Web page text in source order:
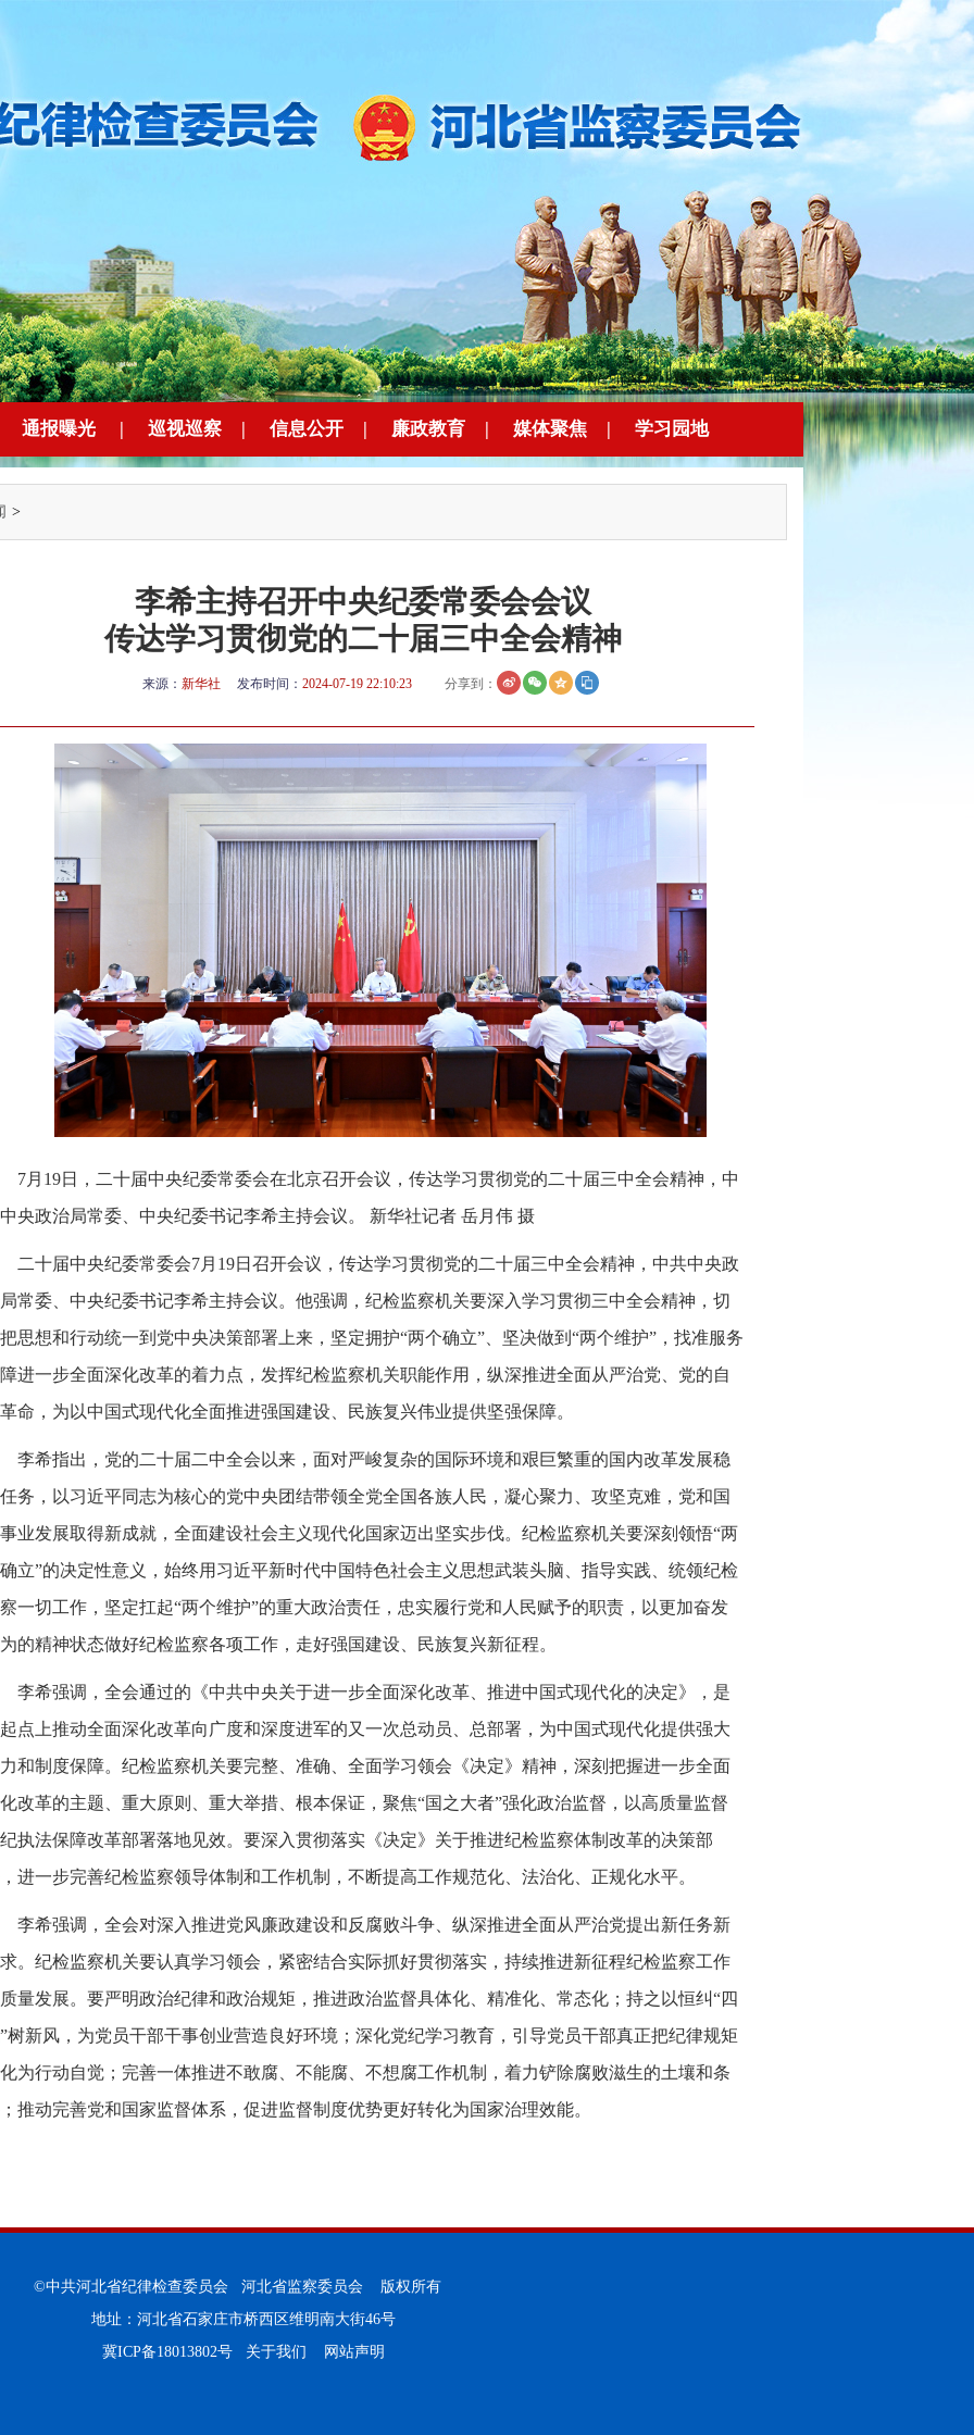
通报曝光 | 巡视巡察 | 信息公开 | 廉政教育 | 媒体聚焦 | 学习园地
>
李希主持召开中央纪委常委会会议
传达学习贯彻党的二十届三中全会精神
来源： 新华社 发布时间： 2024-07-19 22:10:23 分享到：
7月19日，二十届中央纪委常委会在北京召开会议，传达学习贯彻党的二十届三中全会精神，中
央政治局常委、中央纪委书记李希主持会议。 新华社记者 岳月伟 摄
二十届中央纪委常委会7月19日召开会议，传达学习贯彻党的二十届三中全会精神，中共中央政
常委、中央纪委书记李希主持会议。他强调，纪检监察机关要深入学习贯彻三中全会精神，切
思想和行动统一到党中央决策部署上来，坚定拥护“两个确立”、坚决做到“两个维护”，找准服务
进一步全面深化改革的着力点，发挥纪检监察机关职能作用，纵深推进全面从严治党、党的自
命，为以中国式现代化全面推进强国建设、民族复兴伟业提供坚强保障。
李希指出，党的二十届二中全会以来，面对严峻复杂的国际环境和艰巨繁重的国内改革发展稳
务，以习近平同志为核心的党中央团结带领全党全国各族人民，凝心聚力、攻坚克难，党和国
业发展取得新成就，全面建设社会主义现代化国家迈出坚实步伐。纪检监察机关要深刻领悟“两
立”的决定性意义，始终用习近平新时代中国特色社会主义思想武装头脑、指导实践、统领纪检
一切工作，坚定扛起“两个维护”的重大政治责任，忠实履行党和人民赋予的职责，以更加奋发
的精神状态做好纪检监察各项工作，走好强国建设、民族复兴新征程。
李希强调，全会通过的《中共中央关于进一步全面深化改革、推进中国式现代化的决定》，是
点上推动全面深化改革向广度和深度进军的又一次总动员、总部署，为中国式现代化提供强大
和制度保障。纪检监察机关要完整、准确、全面学习领会《决定》精神，深刻把握进一步全面
改革的主题、重大原则、重大举措、根本保证，聚焦“国之大者”强化政治监督，以高质量监督
执法保障改革部署落地见效。要深入贯彻落实《决定》关于推进纪检监察体制改革的决策部
进一步完善纪检监察领导体制和工作机制，不断提高工作规范化、法治化、正规化水平。
李希强调，全会对深入推进党风廉政建设和反腐败斗争、纵深推进全面从严治党提出新任务新
。纪检监察机关要认真学习领会，紧密结合实际抓好贯彻落实，持续推进新征程纪检监察工作
量发展。要严明政治纪律和政治规矩，推进政治监督具体化、精准化、常态化；持之以恒纠“四
树新风，为党员干部干事创业营造良好环境；深化党纪学习教育，引导党员干部真正把纪律规矩
为行动自觉；完善一体推进不敢腐、不能腐、不想腐工作机制，着力铲除腐败滋生的土壤和条
推动完善党和国家监督体系，促进监督制度优势更好转化为国家治理效能。
©中共河北省纪律检查委员会 河北省监察委员会 版权所有
地址：河北省石家庄市桥西区维明南大街46号
冀ICP备18013802号
关于我们 网站声明